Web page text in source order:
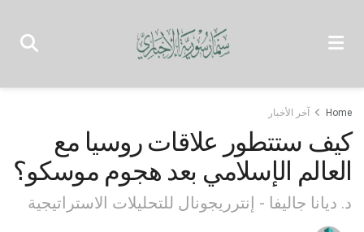
Home آخر الأخبار
كيف ستتطور علاقات روسيا مع
العالم الإسلامي بعد هجوم موسكو؟
د. ديانا جاليفا - إنترريجونال للتحليلات الاستراتيجية